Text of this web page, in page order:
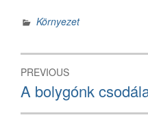
Környezet
Bejegyzés
navigáció
PREVIOUS
Previous
post:
A bolygónk